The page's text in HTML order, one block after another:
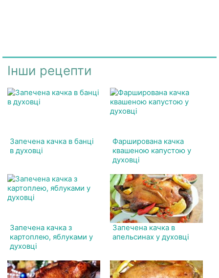
Інши рецепти
Запечена качка в банці
в духовці
Фарширована качка
квашеною капустою у
духовці
Запечена качка з
картоплею, яблуками у
духовці
Запечена качка в
апельсинах у духовці